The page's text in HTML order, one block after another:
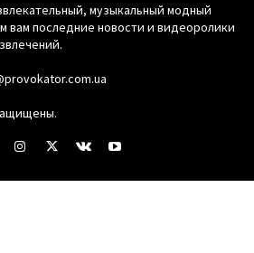
музыкальный модный
вам последние новости и видеоролики